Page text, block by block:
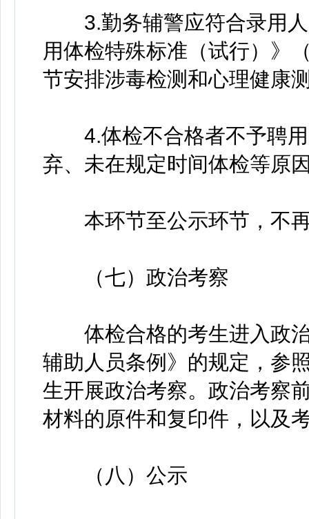
3.勤务辅警应符合录用人
用体检特殊标准（试行）》
节安排涉毒检测和心理健康
4.体检不合格者不予聘用
弃、未在规定时间体检等原
本环节至公示环节，不
（七）政治考察
体检合格的考生进入政治
辅助人员条例》的规定，参
生开展政治考察。政治考察
材料的原件和复印件，以及
（八）公示